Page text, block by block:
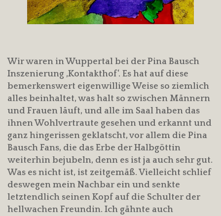
Wir waren in Wuppertal bei der Pina Bausch
Inszenierung ‚Kontakthof‘. Es hat auf diese
bemerkenswert eigenwillige Weise so ziemlich
alles beinhaltet, was halt so zwischen Männern
und Frauen läuft, und alle im Saal haben das
ihnen Wohlvertraute gesehen und erkannt und
ganz hingerissen geklatscht, vor allem die Pina
Bausch Fans, die das Erbe der Halbgöttin
weiterhin bejubeln, denn es ist ja auch sehr gut.
Was es nicht ist, ist zeitgemäß. Vielleicht schlief
deswegen mein Nachbar ein und senkte
letztendlich seinen Kopf auf die Schulter der
hellwachen Freundin. Ich gähnte auch